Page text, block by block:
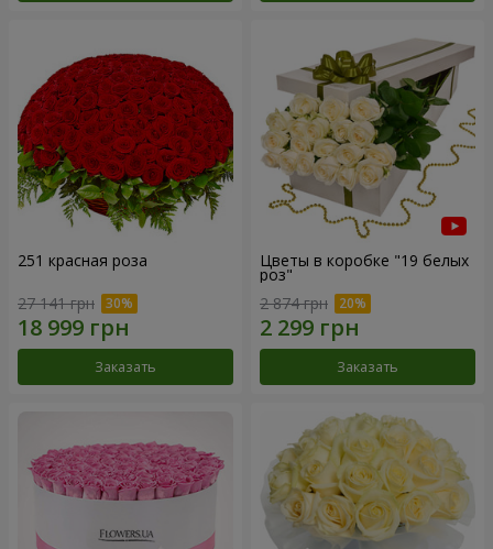
251 красная роза
27 141 грн
Заказать
Цветы в коробке "19 белых
роз"
2 874 грн
Заказать